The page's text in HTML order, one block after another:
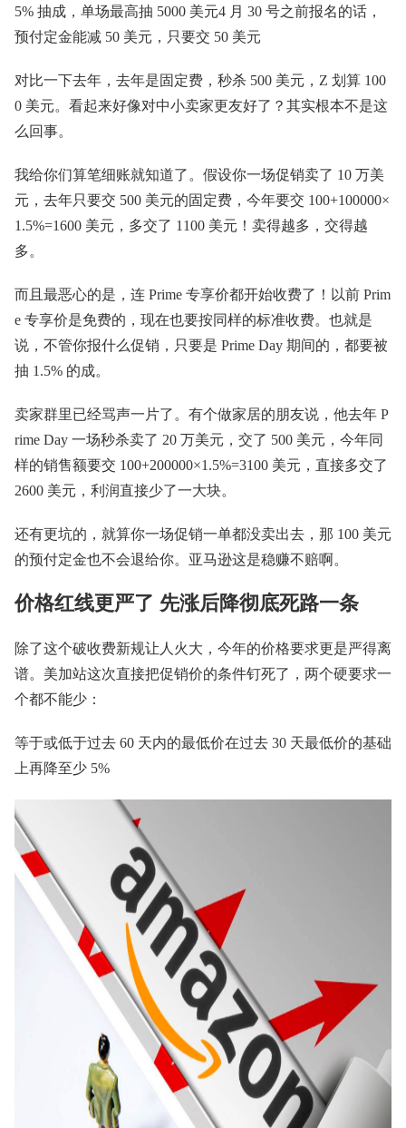
5% 抽成，单场最高抽 5000 美元4 月 30 号之前报名的话，
预付定金能减 50 美元，只要交 50 美元
对比一下去年，去年是固定费，秒杀 500 美元，Z 划算 100
0 美元。看起来好像对中小卖家更友好了？其实根本不是这
么回事。
我给你们算笔细账就知道了。假设你一场促销卖了 10 万美
元，去年只要交 500 美元的固定费，今年要交 100+100000×
1.5%=1600 美元，多交了 1100 美元！卖得越多，交得越
多。
而且最恶心的是，连 Prime 专享价都开始收费了！以前 Prim
e 专享价是免费的，现在也要按同样的标准收费。也就是
说，不管你报什么促销，只要是 Prime Day 期间的，都要被
抽 1.5% 的成。
卖家群里已经骂声一片了。有个做家居的朋友说，他去年 P
rime Day 一场秒杀卖了 20 万美元，交了 500 美元，今年同
样的销售额要交 100+200000×1.5%=3100 美元，直接多交了
2600 美元，利润直接少了一大块。
还有更坑的，就算你一场促销一单都没卖出去，那 100 美元
的预付定金也不会退给你。亚马逊这是稳赚不赔啊。
价格红线更严了 先涨后降彻底死路一条
除了这个破收费新规让人火大，今年的价格要求更是严得离
谱。美加站这次直接把促销价的条件钉死了，两个硬要求一
个都不能少：
等于或低于过去 60 天内的最低价在过去 30 天最低价的基础
上再降至少 5%